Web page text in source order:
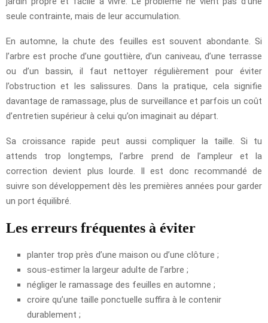
seule contrainte, mais de leur accumulation.
En automne, la chute des feuilles est souvent abondante. Si
l’arbre est proche d’une gouttière, d’un caniveau, d’une terrasse
ou d’un bassin, il faut nettoyer régulièrement pour éviter
l’obstruction et les salissures. Dans la pratique, cela signifie
davantage de ramassage, plus de surveillance et parfois un coût
d’entretien supérieur à celui qu’on imaginait au départ.
Sa croissance rapide peut aussi compliquer la taille. Si tu
attends trop longtemps, l’arbre prend de l’ampleur et la
correction devient plus lourde. Il est donc recommandé de
suivre son développement dès les premières années pour garder
un port équilibré.
Les erreurs fréquentes à éviter
planter trop près d’une maison ou d’une clôture ;
sous-estimer la largeur adulte de l’arbre ;
négliger le ramassage des feuilles en automne ;
croire qu’une taille ponctuelle suffira à le contenir
durablement ;